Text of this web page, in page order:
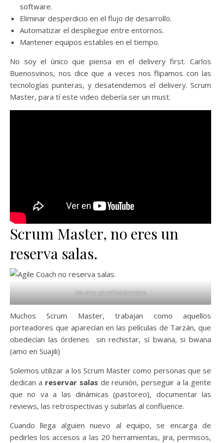
software.
Eliminar desperdicio en el flujo de desarrollo.
Automatizar el despliegue entre entornos.
Mantener equipos estables en el tiempo.
No soy el único que piensa en el delivery first. Carlos
Buenosvinos, nos dice que a veces nos flipamos con las
tecnologías punteras, y desatendemos el delivery. Scrum
Master, para tí este video debería ser un must.
Scrum Master, no eres un
reserva salas.
No eres un administrativo
Muchos Scrum Master, trabajan como aquellos
porteadores que aparecían en las películas de Tarzán, que
obedecían las órdenes sin rechistar, sí bwana, si bwana
(amo en Suajili)
Solemos utilizar a los Scrum Master como personas que se
dedican a reservar salas de reunión, perseguir a la gente
que no va a las dinámicas (pastoreo), documentar las
reviews, las retrospectivas y subirlas al confluence.
Cuando llega alguien nuevo al equipo, se encarga de
pedirles los accesos a las 20 herramientas, jira, permisos,